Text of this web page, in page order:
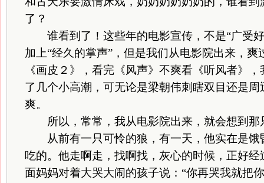
了？
谁看到了！这些年的电影宣传，不是“广受好
加上“经久的掌声”，但是我们从电影院出来，
《画皮２》，看完《风声》不爽看《听风者》
了几个小高潮，可无论是梁朝伟刺瞎双目还是
爽。
所以，常常，我从电影院出来，就会想到
从前有一只可怜的狼，有一天，他实在是饿
吃的。他走啊走，找啊找，灰心的时候，正好
面妈妈对着大哭大闹的孩子说：“你再哭我就把